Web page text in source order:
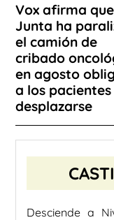
Vox afirma que
Junta ha
el camión de
cribado
en agosto
a los pacientes
desplazarse
Desciende a